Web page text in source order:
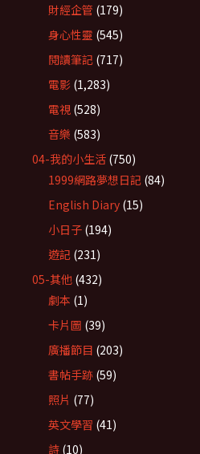
財經企管 (179)
身心性靈 (545)
閱讀筆記 (717)
電影 (1,283)
電視 (528)
音樂 (583)
04-我的小生活 (750)
1999網路夢想日記 (84)
English Diary (15)
小日子 (194)
遊記 (231)
05-其他 (432)
劇本 (1)
卡片圖 (39)
廣播節目 (203)
書帖手跡 (59)
照片 (77)
英文學習 (41)
詩 (10)